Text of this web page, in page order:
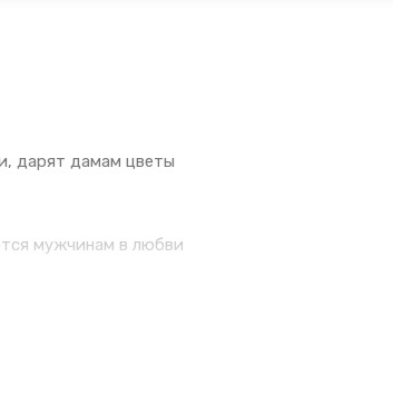
дарят дамам цветы
мужчинам в любви